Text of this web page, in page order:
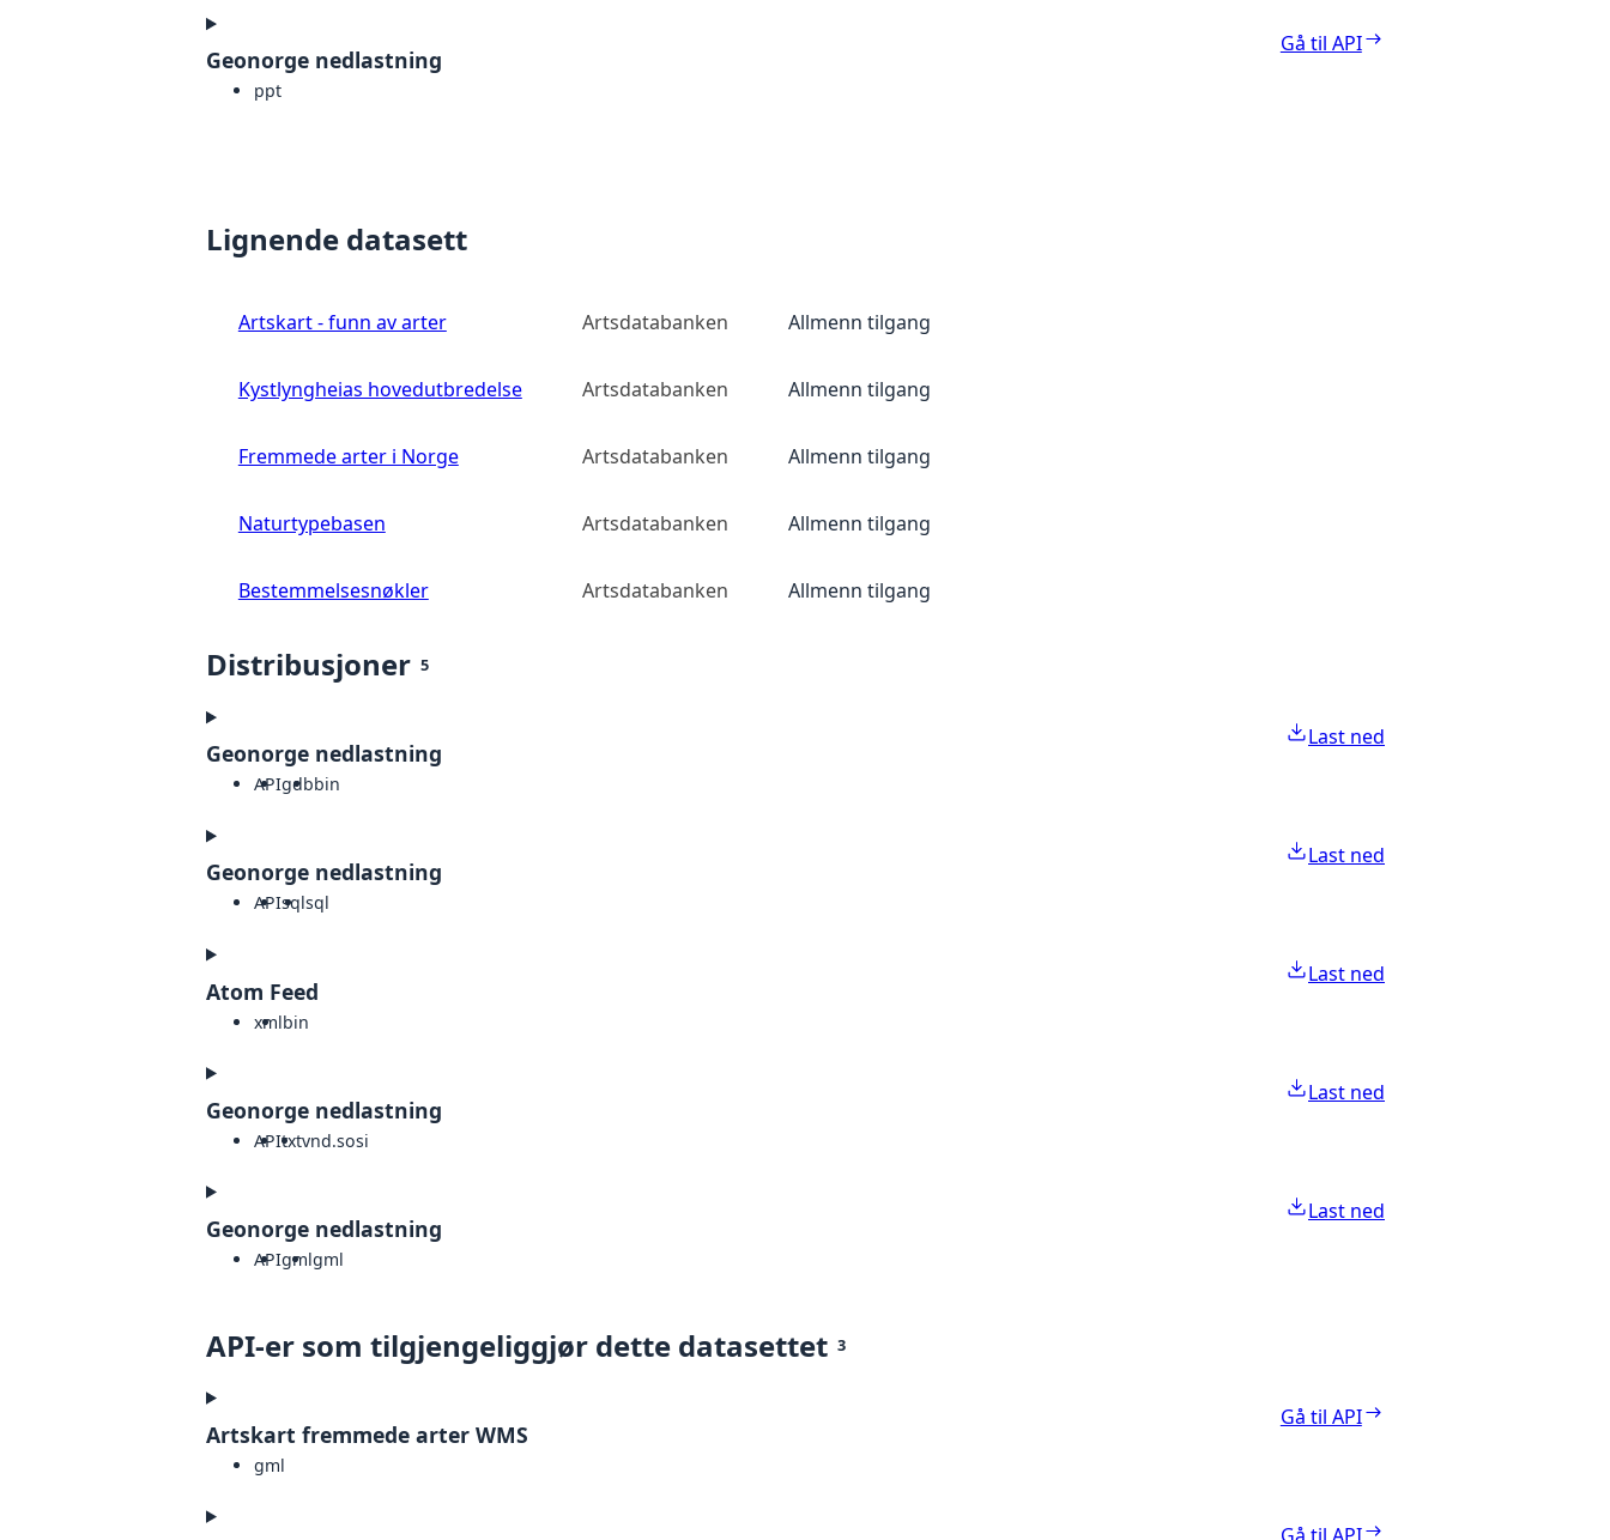
Geonorge nedlastning
ppt
Gå til API
Lignende datasett
Artskart - funn av arter Artsdatabanken Allmenn tilgang
Kystlyngheias hovedutbredelse Artsdatabanken Allmenn tilgang
Fremmede arter i Norge Artsdatabanken Allmenn tilgang
Naturtypebasen Artsdatabanken Allmenn tilgang
Bestemmelsesnøkler Artsdatabanken Allmenn tilgang
Distribusjoner 5
Geonorge nedlastning
APIgdbbin
Last ned
Geonorge nedlastning
APIsqlsql
Last ned
Atom Feed
xmlbin
Last ned
Geonorge nedlastning
APItxtvnd.sosi
Last ned
Geonorge nedlastning
APIgmlgml
Last ned
API-er som tilgjengeliggjør dette datasettet 3
Artskart fremmede arter WMS
gml
Gå til API